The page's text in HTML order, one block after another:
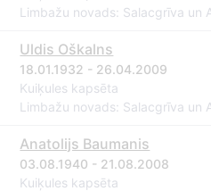
Limbažu novads: Salacgrīva un
Uldis Oškalns
18.01.1932 - 26.04.2009
Kuiķules kapsēta
Limbažu novads: Salacgrīva un
Anatolijs Baumanis
03.08.1940 - 21.08.2008
Kuiķules kapsēta